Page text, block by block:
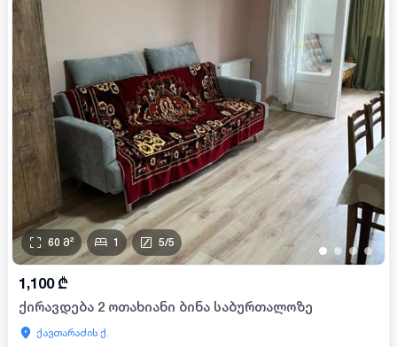
• • • •
60 მ² 1 5/5
1,100 ₾
ქირავდება 2 ოთახიანი ბინა საბურთალოზე
ქავთარაძის ქ.